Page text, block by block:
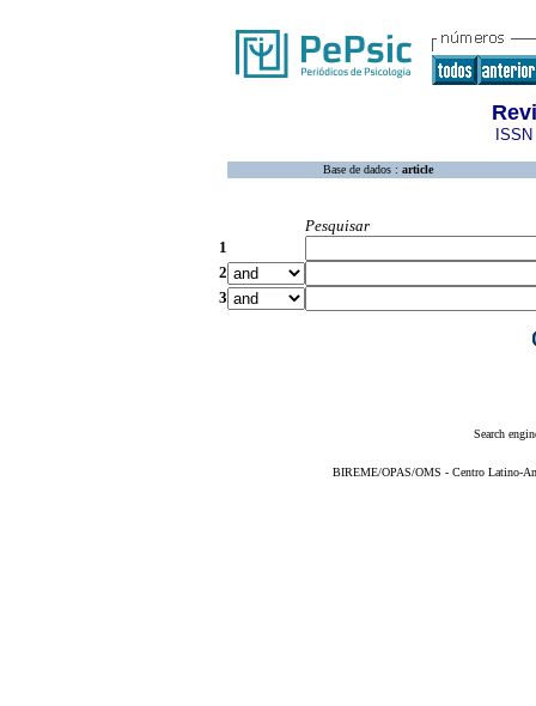
Base de dados : article
Pesquisar
1
2
3
Search
BIREME/OPAS/OMS - Centro Latino-